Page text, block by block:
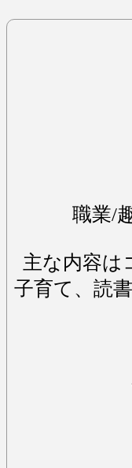
職業/
主な内容は
子育て、読